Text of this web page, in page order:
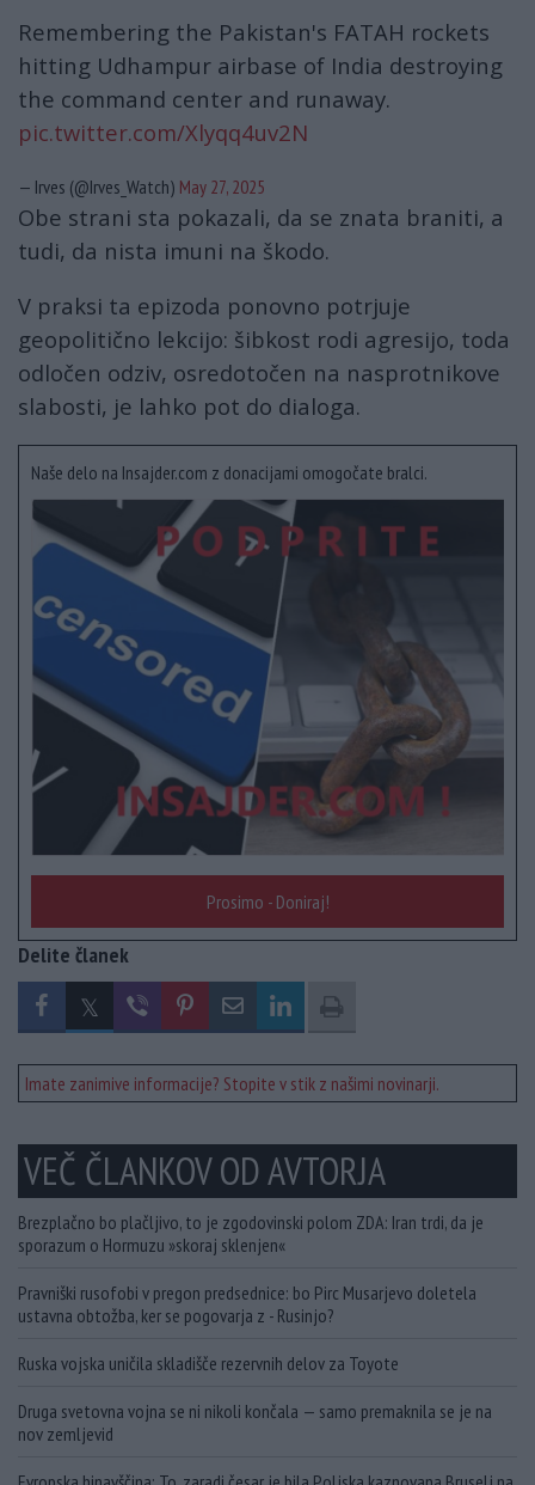
Remembering the Pakistan's FATAH rockets
hitting Udhampur airbase of India destroying
the command center and runaway.
pic.twitter.com/Xlyqq4uv2N
— Irves (@Irves_Watch) May 27, 2025
Obe strani sta pokazali, da se znata braniti, a
tudi, da nista imuni na škodo.
V praksi ta epizoda ponovno potrjuje
geopolitično lekcijo: šibkost rodi agresijo, toda
odločen odziv, osredotočen na nasprotnikove
slabosti, je lahko pot do dialoga.
Naše delo na Insajder.com z donacijami omogočate bralci.
Prosimo - Doniraj!
Delite članek
Imate zanimive informacije? Stopite v stik z našimi novinarji.
VEČ ČLANKOV OD AVTORJA
Brezplačno bo plačljivo, to je zgodovinski polom ZDA: Iran trdi, da je
sporazum o Hormuzu »skoraj sklenjen«
Pravniški rusofobi v pregon predsednice: bo Pirc Musarjevo doletela
ustavna obtožba, ker se pogovarja z - Rusinjo?
Ruska vojska uničila skladišče rezervnih delov za Toyote
Druga svetovna vojna se ni nikoli končala — samo premaknila se je na
nov zemljevid